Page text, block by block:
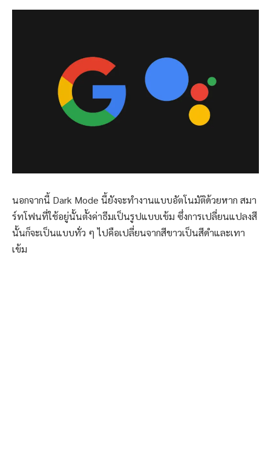
นอกจากนี้ Dark Mode นี้ยังจะทำงานแบบอัตโนมัติด้วยหาก สมา
ร์ทโฟนที่ใช้อยู่นั้นตั้งค่าธีมเป็นรูปแบบเข้ม ซึ่งการเปลี่ยนแปลงสี
นั้นก็จะเป็นแบบทั่ว ๆ ไปคือเปลี่ยนจากสีขาวเป็นสีดำและเทา
เข้ม